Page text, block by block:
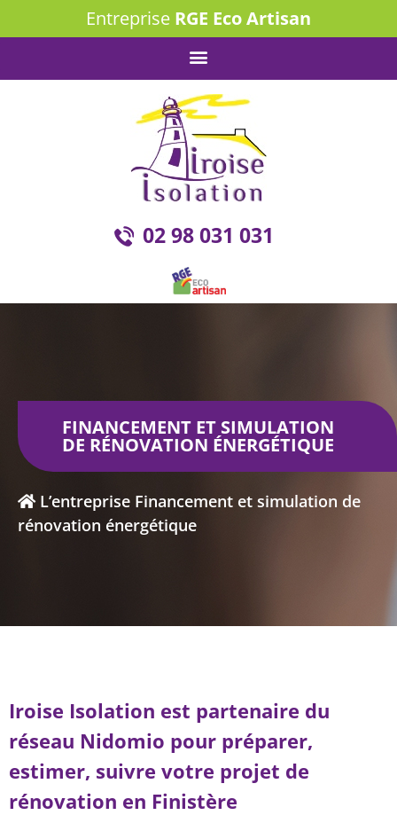
Entreprise RGE Eco Artisan
02 98 031 031
FINANCEMENT ET SIMULATION
DE RÉNOVATION ÉNERGÉTIQUE
L’entreprise Financement et simulation de
rénovation énergétique
Iroise Isolation est partenaire du
réseau Nidomio pour préparer,
estimer, suivre votre projet de
rénovation en Finistère